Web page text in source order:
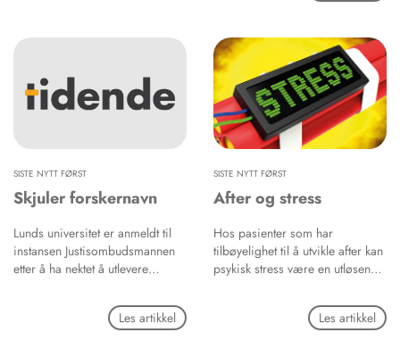
SISTE NYTT FØRST
Skjuler forskernavn
Lunds universitet er anmeldt til
instansen Justisombudsmannen
etter å ha nektet å utlevere
katter, skriver avisen
Sydsvenskan ifølge bladetLes artikkel
SISTE NYTT FØRST
After og stress
Hos pasienter som har
tilbøyelighet til å utvikle after kan
psykisk stress være en utløsende
Les artikkel